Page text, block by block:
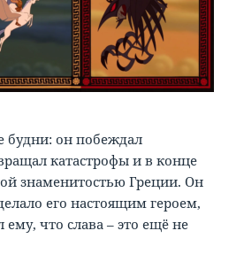
будни: он побеждал
катастрофы и в конце
знаменитостью Греции. Он
его настоящим героем,
ему, что слава – это ещё не